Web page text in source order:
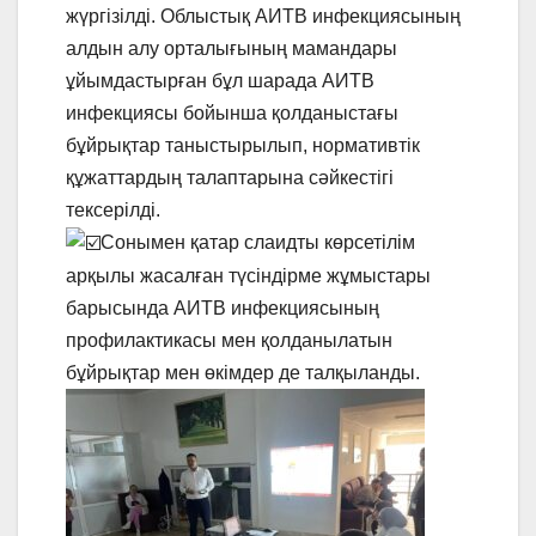
жүргізілді. Облыстық АИТВ инфекциясының
алдын алу орталығының мамандары
ұйымдастырған бұл шарада АИТВ
инфекциясы бойынша қолданыстағы
бұйрықтар таныстырылып, нормативтік
құжаттардың талаптарына сәйкестігі
тексерілді.
Сонымен қатар слаидты көрсетілім
арқылы жасалған түсіндірме жұмыстары
барысында АИТВ инфекциясының
профилактикасы мен қолданылатын
бұйрықтар мен өкімдер де талқыланды.